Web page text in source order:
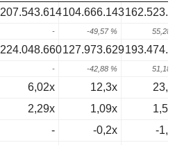
207.543.614104.666.143
- -49,57 % 55,28
224.048.660127.973.629
- -42,88 % 51,18
6,02x 12,3x
2,29x 1,09x
- -0,2x
-